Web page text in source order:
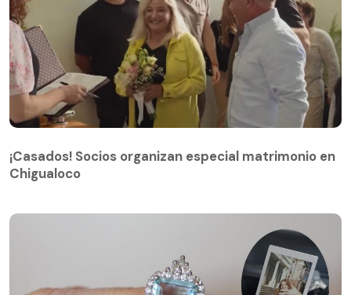
Chigualoco
¡Casados! Socios organizan especial matrimonio en
Chigualoco